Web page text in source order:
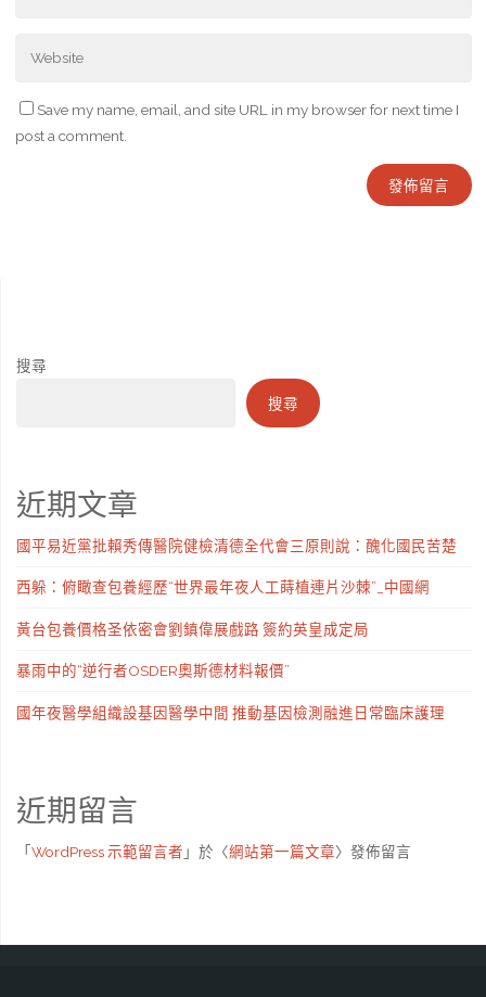
Save my name, email, and site URL in my browser for next time I
post a comment.
搜尋
搜尋
近期文章
國平易近黨批賴秀傳醫院健檢清德全代會三原則說：醜化國民苦楚
西躲：俯瞰查包養經歷“世界最年夜人工蒔植連片沙棘”_中國網
黃台包養價格圣依密會劉鎮偉展戲路 簽約英皇成定局
暴雨中的“逆行者OSDER奧斯德材料報價”
國年夜醫學組織設基因醫學中間 推動基因檢測融進日常臨床護理
近期留言
「 WordPress 示範留言者 」於〈網站第一篇文章〉發佈留言